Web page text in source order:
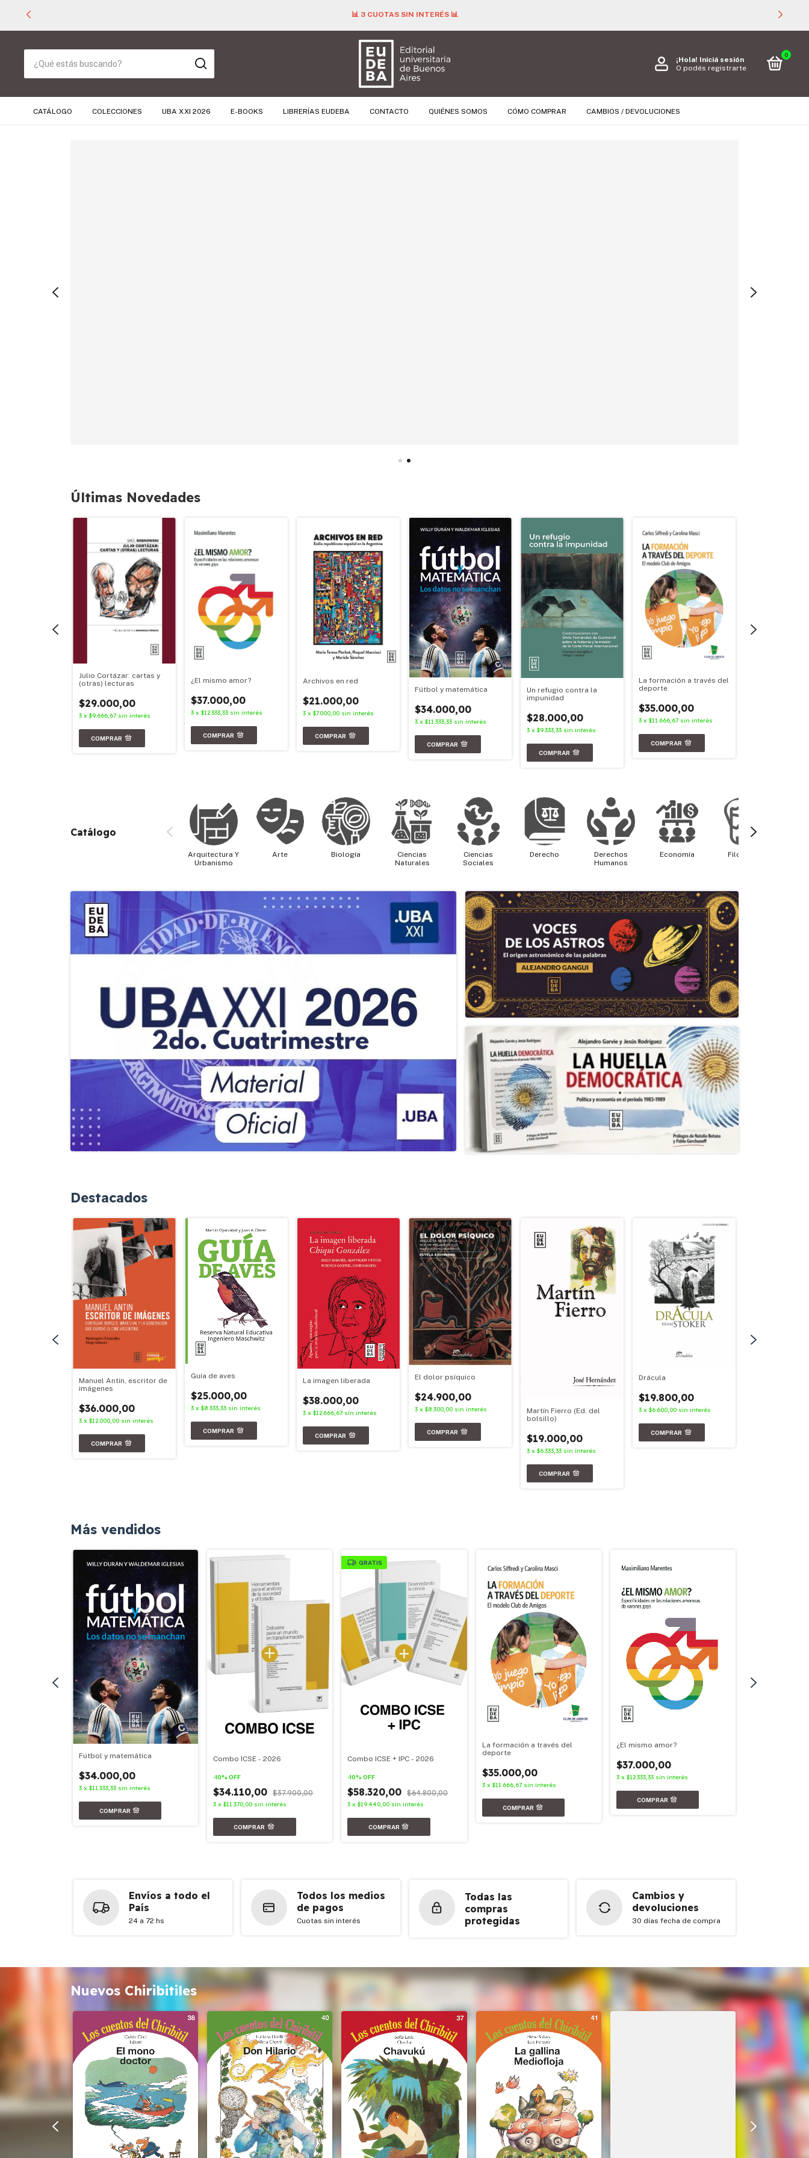
📊 3 CUOTAS SIN INTERÉS 📊
¡Hola! Iniciá sesión
O podés registrarte
0
CATÁLOGO COLECCIONES UBA XXI 2026 E-BOOKS LIBRERÍAS EUDEBA CONTACTO QUIÉNES SOMOS CÓMO COMPRAR CAMBIOS / DEVOLUCIONES
Últimas Novedades
Julio Cortázar: cartas y
(otras) lecturas
$29.000,00
3 x $9.666,67 sin interés
¿El mismo amor?
$37.000,00
3 x $12.333,33 sin interés
Archivos en red
$21.000,00
3 x $7.000,00 sin interés
Fútbol y matemática
$34.000,00
3 x $11.333,33 sin interés
Un refugio contra la
impunidad
$28.000,00
3 x $9.333,33 sin interés
La formación a través del
deporte
$35.000,00
3 x $11.666,67 sin interés
Catálogo
Arquitectura Y
Urbanismo
Arte Biología
Ciencias
Naturales
Ciencias
Sociales
Derecho
Derechos
Humanos
Economía Filosofía
Destacados
Manuel Antín, escritor de
imágenes
$36.000,00
3 x $12.000,00 sin interés
Guía de aves
$25.000,00
3 x $8.333,33 sin interés
La imagen liberada
$38.000,00
3 x $12.666,67 sin interés
El dolor psíquico
$24.900,00
3 x $8.300,00 sin interés
Martín Fierro (Ed. del
bolsillo)
$19.000,00
3 x $6.333,33 sin interés
Drácula
$19.800,00
3 x $6.600,00 sin interés
Más vendidos
Fútbol y matemática
$34.000,00
3 x $11.333,33 sin interés
Combo ICSE - 2026
-10%OFF
$34.110,00 $37.900,00
3 x$11.370,00 sin interés
GRATIS
Combo ICSE + IPC - 2026
-10%OFF
$58.320,00 $64.800,00
3 x$19.440,00 sin interés
La formación a través del
deporte
$35.000,00
3 x $11.666,67 sin interés
¿El mismo amor?
$37.000,00
3 x $12.333,33 sin interés
Envíos a todo el
País
24 a 72 hs
Todos los medios
de pagos
Cuotas sin interés
Todas las
compras
protegidas
Cambios y
devoluciones
30 días fecha de compra
Nuevos Chiribitiles